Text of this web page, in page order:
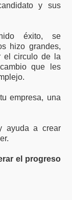
y sus
éxito, se
hizo grandes,
el circulo de la
que les
empresa, una
ayuda a crear
el progreso